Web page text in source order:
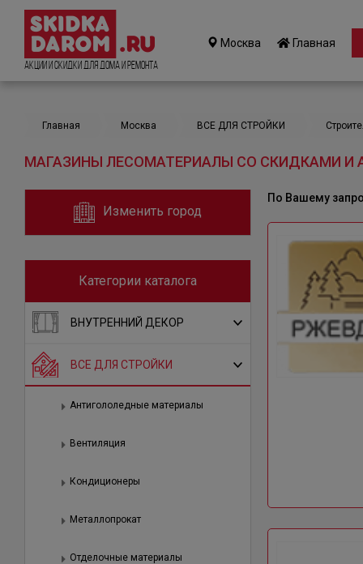
Акции и Скидки для дома и ремонта
Москва Главная
Главная Москва ВСЕ ДЛЯ СТРОЙКИ
МАГАЗИНЫ ЛЕСОМАТЕРИАЛЫ СО СКИДКАМИ И
Изменить город
Категории каталога
ВНУТРЕННИЙ ДЕКОР
ВСЕ ДЛЯ СТРОЙКИ
Антигололедные материалы
Вентиляция
Кондиционеры
Металлопрокат
Отделочные материалы
По Вашему